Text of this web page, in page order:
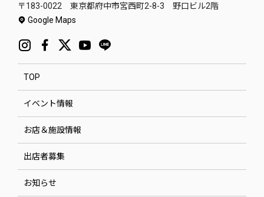
〒183-0022 東京都府中市宮西町2-8-3 野口ビル2階
Google Maps
TOP
イベント情報
お店＆施設情報
出店者募集
お知らせ